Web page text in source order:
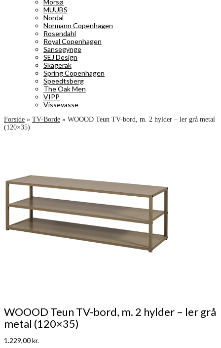
Morsø
MUUBS
Nordal
Normann Copenhagen
Rosendahl
Royal Copenhagen
Sansegynge
SEJ Design
Skagerak
Spring Copenhagen
Speedtsberg
The Oak Men
VIPP
Vissevasse
Forside » TV-Borde » WOOOD Teun TV-bord, m. 2 hylder – ler grå metal
(120×35)
WOOOD Teun TV-bord, m. 2 hylder – ler grå
metal (120×35)
1.229,00kr.